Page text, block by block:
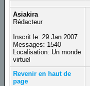
Asiakira
Rédacteur
Inscrit le: 29 Jan 2007
Messages: 1540
Localisation: Un monde
virtuel
Revenir en haut de
page